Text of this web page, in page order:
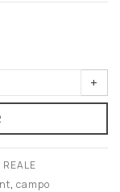
+
, campo